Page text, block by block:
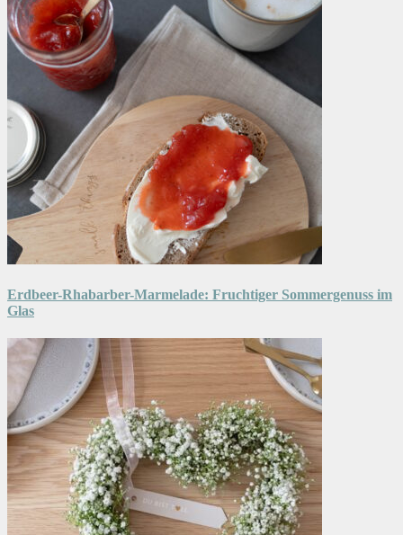
Erdbeer-Rhabarber-Marmelade: Fruchtiger Sommergenuss im
Glas